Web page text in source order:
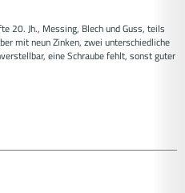
20. Jh., Messing, Blech und Guss, teils
mit neun Zinken, zwei unterschiedliche
eine Schraube fehlt, sonst guter